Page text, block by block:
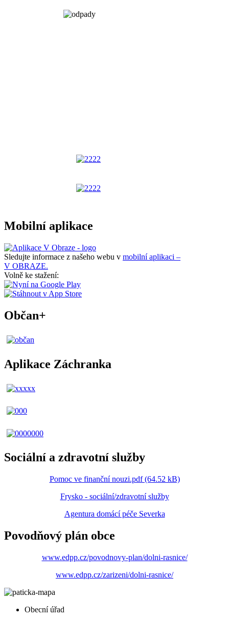
Mobilní aplikace
Sledujte informace z našeho webu v mobilní aplikaci –
V OBRAZE.
Volně ke stažení:
Občan+
Aplikace Záchranka
Sociální a zdravotní služby
Pomoc ve finanční nouzi.pdf (64.52 kB)
Frysko - sociální/zdravotní služby
Agentura domácí péče Severka
Povodňový plán obce
www.edpp.cz/povodnovy-plan/dolni-rasnice/
www.edpp.cz/zarizeni/dolni-rasnice/
Obecní úřad